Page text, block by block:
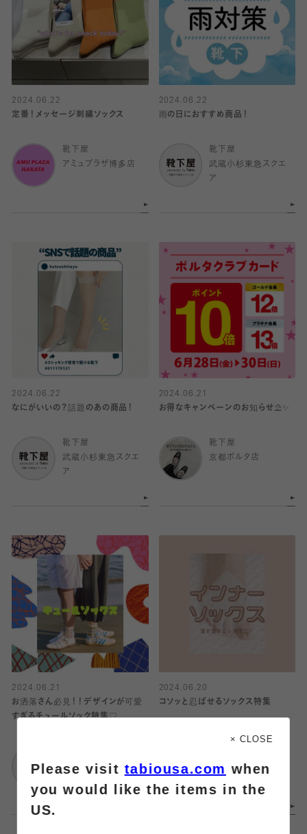
2024.06.22
定番！メッセージ刺繍ソックス
靴下屋
アミュプラザ博多店
2024.06.22
雨の日におすすめ商品！
靴下屋
武蔵小杉東急スクエ
ア
2024.06.22
なにがいいの？話題のあの商品！
靴下屋
武蔵小杉東急スクエ
ア
2024.06.21
お得なキャンペーンのお知らせ⛱️✨
靴下屋
京都ポルタ店
2024.06.21
お洒落さん必見！！デザインが可愛
すぎるチュールソック特集♡
武蔵小杉東急スクエ
2024.06.20
コソッと忍ばせるソックス特集
靴下屋
ア
× CLOSE
Please visittabiousa.com when
you would like the items in the
US.